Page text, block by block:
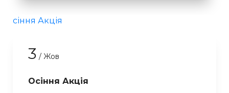
3 / Жов
Осіння Акція